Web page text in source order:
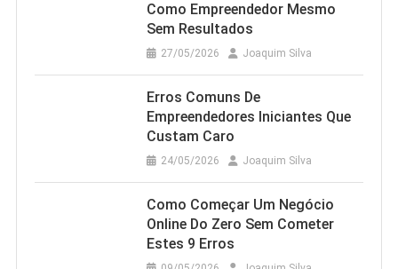
Como Empreendedor Mesmo
Sem Resultados
27/05/2026 Joaquim Silva
Erros Comuns De
Empreendedores Iniciantes Que
Custam Caro
24/05/2026 Joaquim Silva
Como Começar Um Negócio
Online Do Zero Sem Cometer
Estes 9 Erros